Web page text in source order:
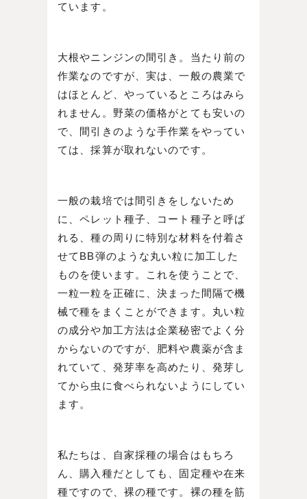
ています。
大根やニンジンの間引き。当たり前の
作業なのですが、実は、一般の農業で
はほとんど、やっているところはみら
れません。野菜の価格がとても安いの
で、間引きのような手作業をやってい
ては、採算が取れないのです。
一般の栽培では間引きをしないため
に、ペレット種子、コート種子と呼ば
れる、種の周りに特別な材料を付着さ
せてBB弾のような丸い粒に加工した
ものを使います。これを使うことで、
一粒一粒を正確に、決まった間隔で機
械で種をまくことができます。丸い粒
の成分や加工方法は企業秘密でよく分
からないのですが、肥料や農薬が含ま
れていて、発芽率を高めたり、発芽し
てから虫に食べられないようにしてい
ます。
私たちは、自家採種の場合はもちろ
ん、購入種だとしても、固定種や在来
種ですので、裸の種です。裸の種を筋